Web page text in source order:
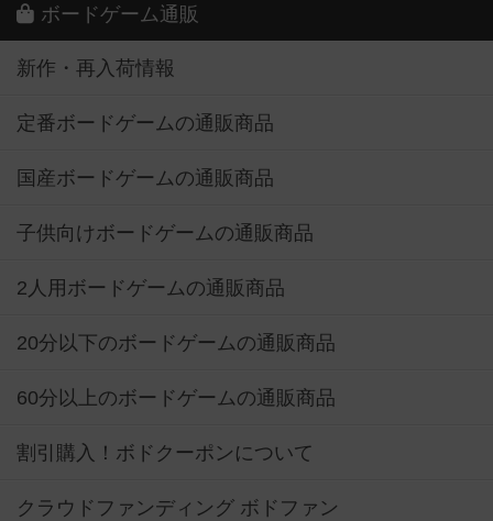
ボードゲーム通販
新作・再入荷情報
定番ボードゲームの通販商品
国産ボードゲームの通販商品
子供向けボードゲームの通販商品
2人用ボードゲームの通販商品
20分以下のボードゲームの通販商品
60分以上のボードゲームの通販商品
割引購入！ボドクーポンについて
クラウドファンディング ボドファン